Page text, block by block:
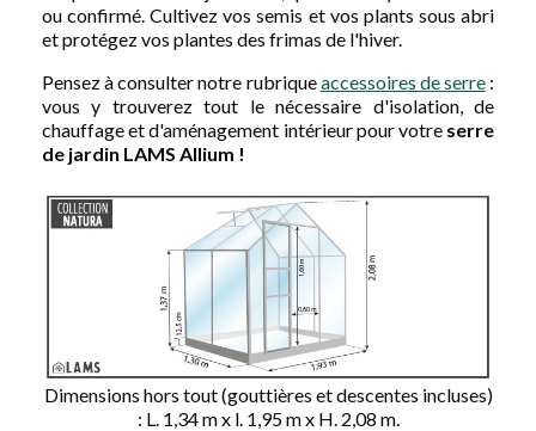
ou confirmé. Cultivez vos semis et vos plants sous abri
et protégez vos plantes des frimas de l'hiver.
Pensez à consulter notre rubriqueaccessoires de serre:
vous y trouverez tout le nécessaire d'isolation, de
chauffage et d'aménagement intérieur pour votreserre
de jardin LAMS Allium !
Dimensions hors tout (gouttières et descentes incluses)
: L. 1,34 m x l. 1,95 m x H. 2,08 m.